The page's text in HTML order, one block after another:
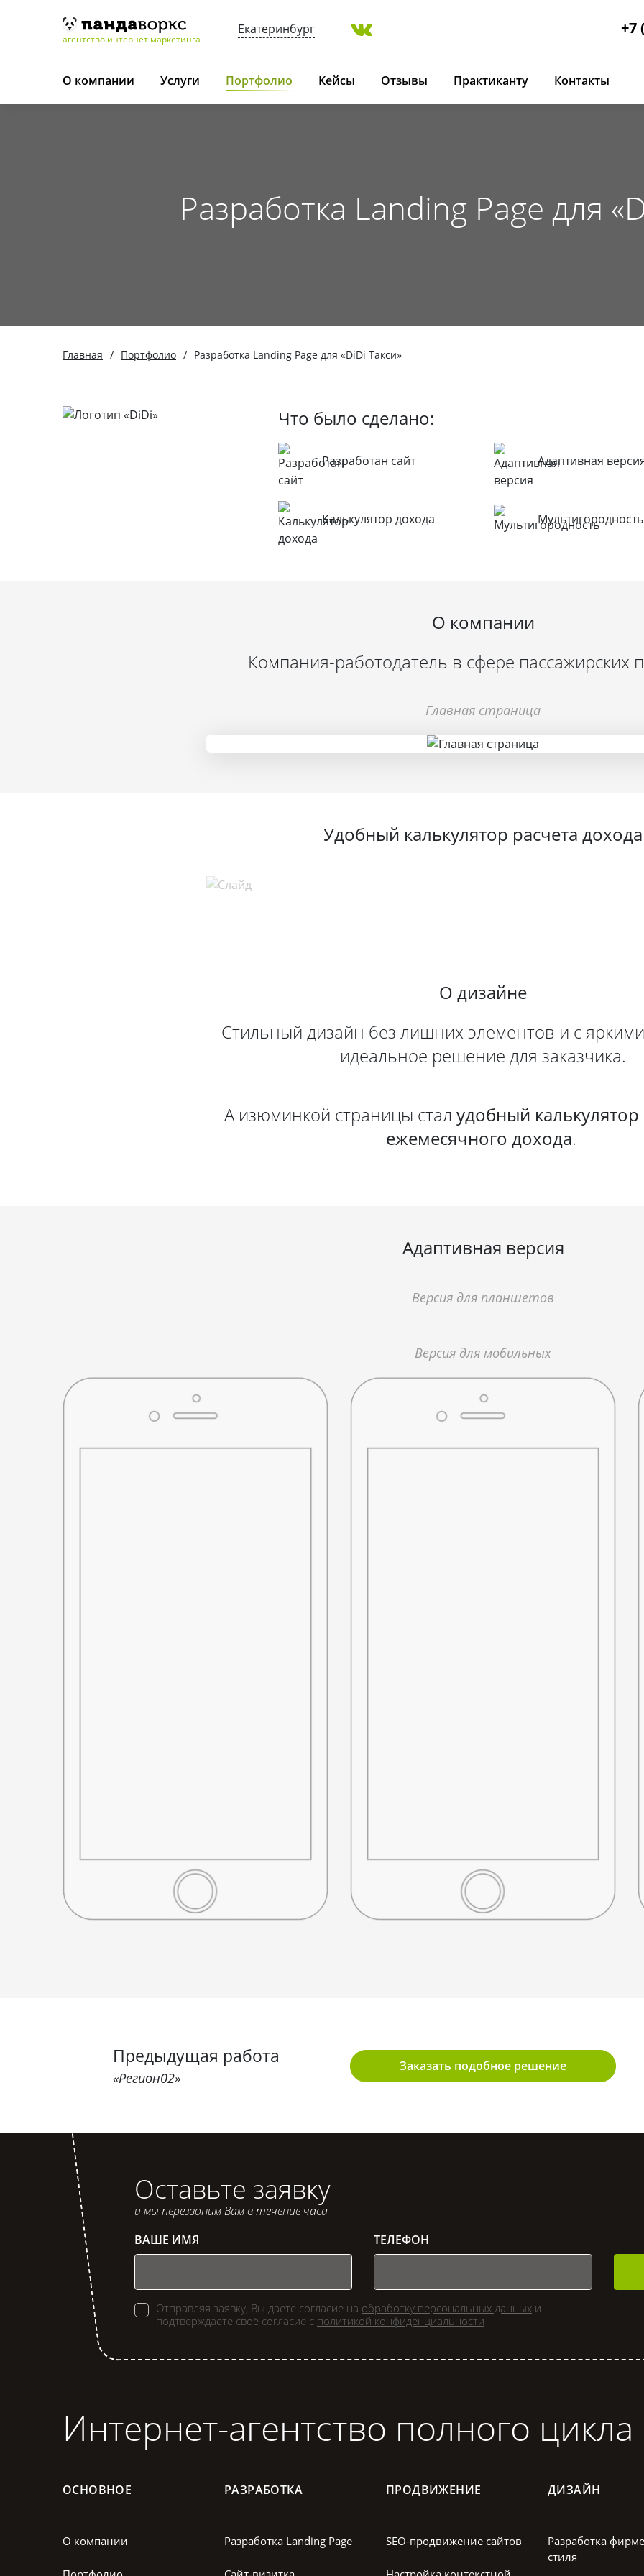
агентство интернет маркетинга
Екатеринбург +7
О компании Услуги Портфолио Кейсы Отзывы Практиканту Контакты
Разработка Landing Page для
Главная / Портфолио / Разработка Landing Page для «DiDi Такси»
Что было сделано:
Разработан сайт Адаптивная
Калькулятор дохода Мультигородность
О компании
Компания-работодатель в сфере пассажирских
Главная страница
Удобный калькулятор расчета дохода
О дизайне
Стильный дизайн без лишних элементов и с
идеальное решение для заказчика.
А изюминкой страницы стал удобный калькулятор
ежемесячного дохода.
Адаптивная версия
Версия для планшетов
Версия для мобильных
Предыдущая работа
«Регион02»
Заказать подобное решение
Оставьте заявку
и мы перезвоним Вам в течение часа
ВАШЕ ИМЯ
ТЕЛЕФОН
Отправляя заявку, Вы даете согласие на обработку персональных данных и
подтверждаете своё согласие с политикой конфиденциальности
Интернет-агентство полного цикла
ОСНОВНОЕ
О компании
РАЗРАБОТКА
Разработка Landing Page
ПРОДВИЖЕНИЕ
SEO-продвижение сайтов
ДИЗАЙН
Разработка
стиля